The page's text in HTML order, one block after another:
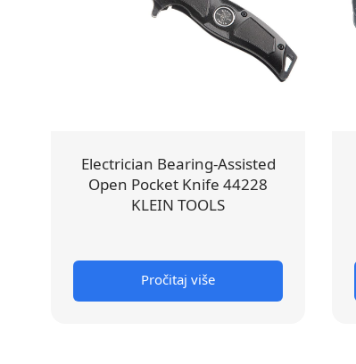
Electrician Bearing-Assisted
Open Pocket Knife 44228
KLEIN TOOLS
Pročitaj više